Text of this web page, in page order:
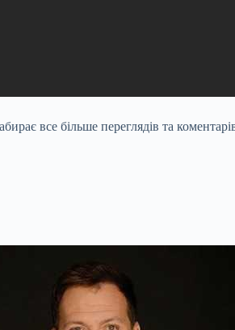
все більше переглядів та